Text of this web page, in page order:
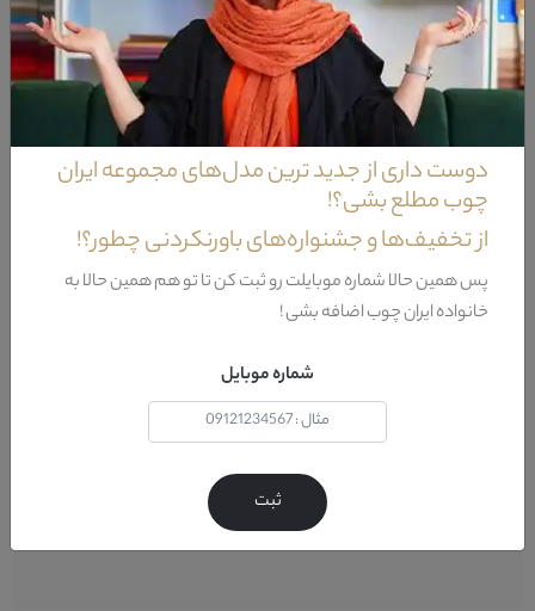
مبل راحتی الینو
ست مبلمان راحتی الینو در دسته مبل های ال و یکی از پرطرفدارترین ها در
گروه خود می باشد. این مبل راحتی مناسب برای محیط هایی که دارای یک کنج
...
دوست داری از جدید ترین مدل‌های مجموعه ایران
چوب مطلع بشی؟!
از تخفیف‌ها و جشنواره‌های باورنکردنی چطور؟!
پس همین حالا شماره موبایلت رو ثبت کن تا تو هم همین حالا به
خانواده ایران چوب اضافه بشی !
شماره موبایل
ثبت